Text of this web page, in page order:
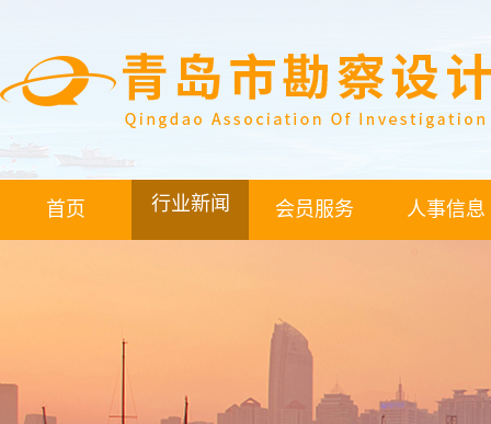
首页 行业新闻 会员服务 人事信息